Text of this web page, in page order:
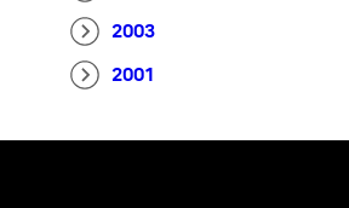
2003
2001